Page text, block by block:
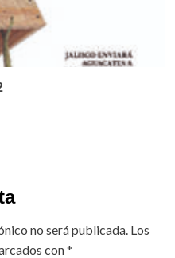
no será publicada. Los
con*